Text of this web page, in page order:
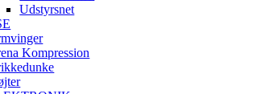
Udstyrsnet
Kompression